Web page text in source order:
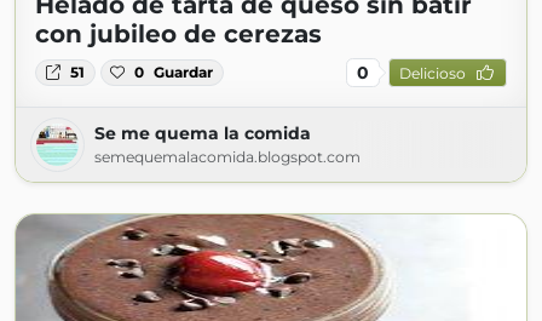
con jubileo de cerezas
51 0 Guardar 0 Delicioso
Se me quema la comida
semequemalacomida.blogspot.com